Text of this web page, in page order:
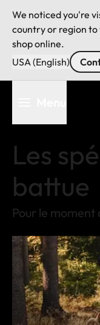
We noticed you're
country or region
shop online.
USA (English)
Les
battue
Pour le moment